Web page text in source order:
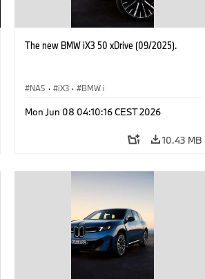
The new BMW iX3 50 xDrive (09/2025).
NA5 · iX3 · BMW i
Mon Jun 08 04:10:16 CEST 2026
10.43 MB